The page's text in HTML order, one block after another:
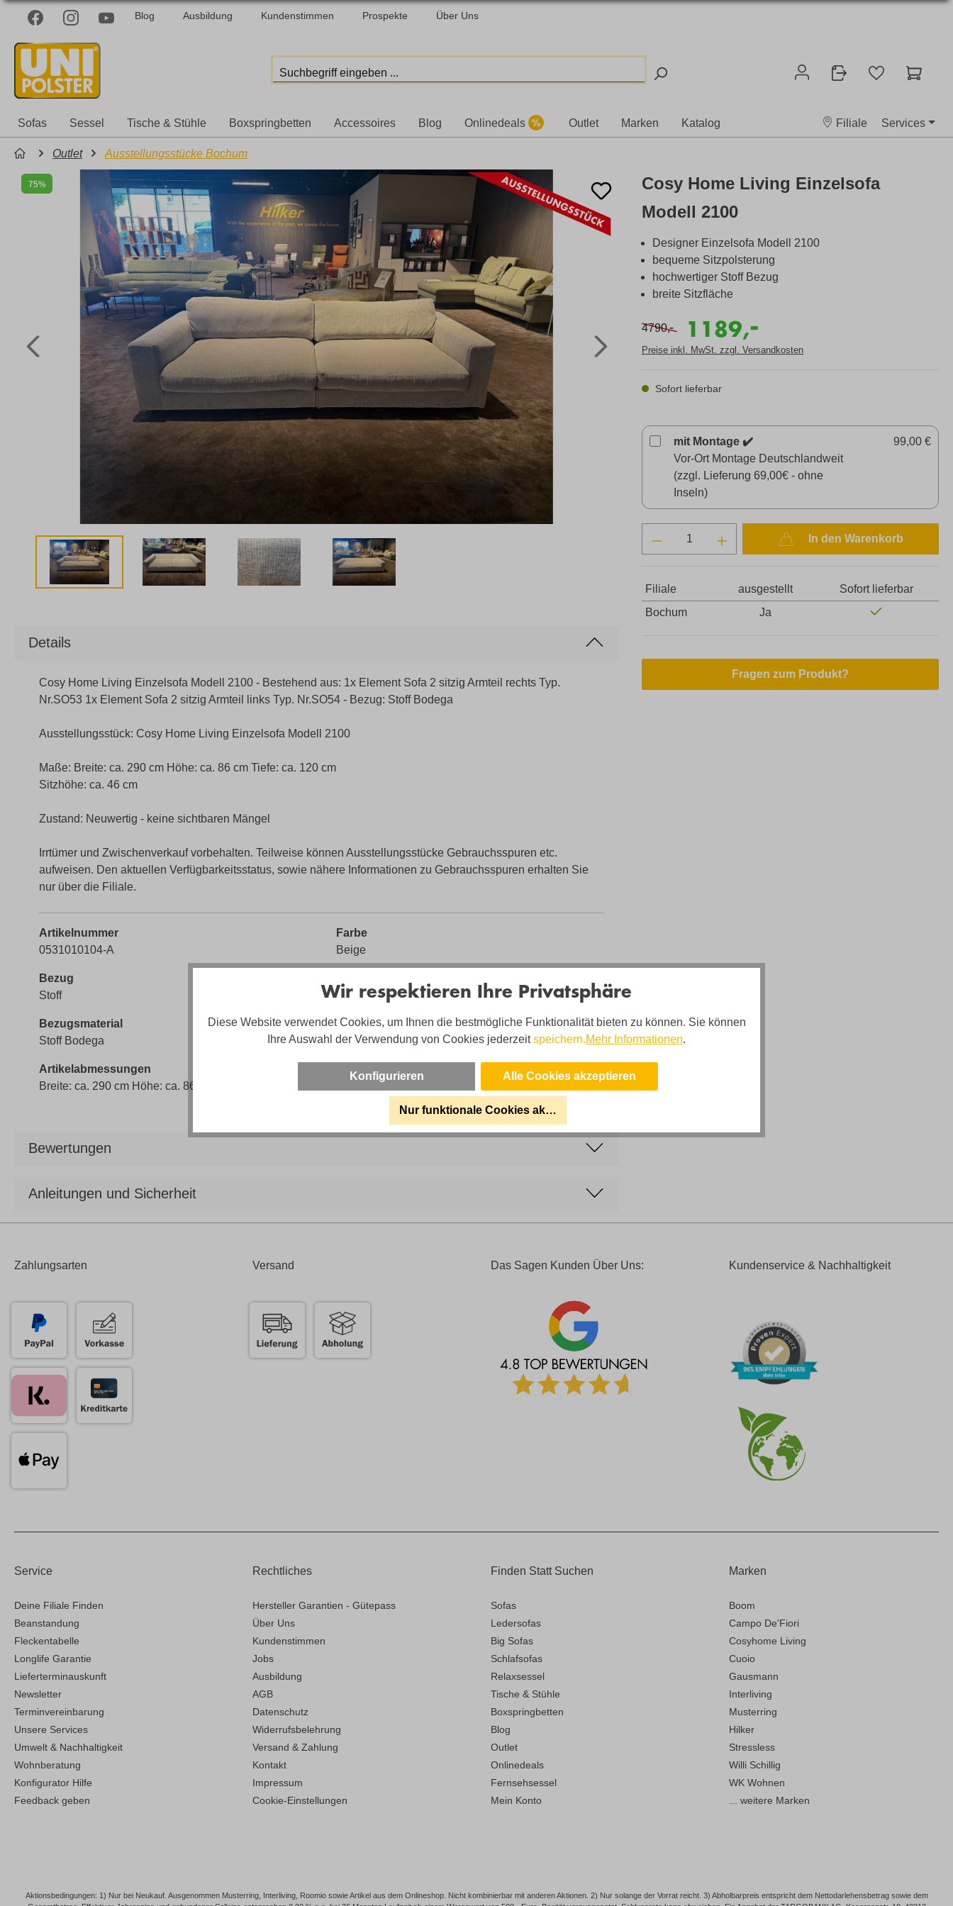
Blog Ausbildung Kundenstimmen Prospekte Über Uns
Sofas Sessel Tische & Stühle Boxspringbetten Accessoires Blog Onlinedeals Outlet Marken Katalog Filiale Services
Outlet Ausstellungsstücke Bochum
75%
Cosy Home Living Einzelsofa
Modell 2100
Designer Einzelsofa Modell 2100
bequeme Sitzpolsterung
hochwertiger Stoff Bezug
breite Sitzfläche
4790,- 1189,
-
Preise inkl. MwSt. zzgl. Versandkosten
Sofort lieferbar
mit Montage ✔️
Vor-Ort Montage Deutschlandweit
(zzgl. Lieferung 69,00€ - ohne
Inseln)
99,00 €
In den Warenkorb
Filiale ausgestellt
Sofort lieferbar
Bochum
Ja
Fragen zum Produkt?
Details
Cosy Home Living Einzelsofa Modell 2100 - Bestehend aus: 1x Element Sofa 2 sitzig Armteil rechts Typ.
Nr.SO53 1x Element Sofa 2 sitzig Armteil links Typ. Nr.SO54 - Bezug: Stoff Bodega
Ausstellungsstück: Cosy Home Living Einzelsofa Modell 2100
Maße: Breite: ca. 290 cm Höhe: ca. 86 cm Tiefe: ca. 120 cm
Sitzhöhe: ca. 46 cm
Zustand: Neuwertig - keine sichtbaren Mängel
Irrtümer und Zwischenverkauf vorbehalten. Teilweise können Ausstellungsstücke Gebrauchsspuren etc.
aufweisen. Den aktuellen Verfügbarkeitsstatus, sowie nähere Informationen zu Gebrauchsspuren erhalten Sie
nur über die Filiale.
Artikelnummer
0531010104-A
Farbe
Beige
Bezug
Stoff
Ja (solange Vorrat reicht)
Bezugsmaterial
Stoff Bodega
Lieferzustand
Neuwertig
Artikelabmessungen
Breite: ca. 290 cm Höhe: ca. 86 cm Tiefe: ca. 120 cm
Sitzhöhe
ca. 46cm
Bewertungen
Anleitungen und Sicherheit
Zahlungsarten Versand Das Sagen Kunden Über Uns: Kundenservice & Nachhaltigkeit
Service
Deine Filiale Finden
Beanstandung
Fleckentabelle
Longlife Garantie
Lieferterminauskunft
Newsletter
Terminvereinbarung
Unsere Services
Umwelt & Nachhaltigkeit
Wohnberatung
Konfigurator Hilfe
Feedback geben
Rechtliches
Hersteller Garantien - Gütepass
Über Uns
Kundenstimmen
Jobs
Ausbildung
AGB
Datenschutz
Widerrufsbelehrung
Versand & Zahlung
Kontakt
Impressum
Cookie-Einstellungen
Finden Statt Suchen
Sofas
Ledersofas
Big Sofas
Schlafsofas
Relaxsessel
Tische & Stühle
Boxspringbetten
Blog
Outlet
Onlinedeals
Fernsehsessel
Mein Konto
Marken
Boom
Campo De'Fiori
Cosyhome Living
Cuoio
Gausmann
Interliving
Musterring
Hilker
Stressless
Willi Schillig
WK Wohnen
... weitere Marken
Aktionsbedingungen: 1) Nur bei Neukauf. Ausgenommen Musterring, Interliving, Roomio sowie Artikel aus dem Onlineshop. Nicht kombinierbar mit anderen Aktionen. 2) Nur solange der Vorrat reicht. 3) Abholbarpreis entspricht dem Nettodarlehensbetrag sowie dem
Wir respektieren Ihre Privatsphäre
Diese Website verwendet Cookies, um Ihnen die bestmögliche Funktionalität bieten zu können. Sie können
Ihre Auswahl der Verwendung von Cookies jederzeitspeichern.Mehr Informationen.
Konfigurieren Alle Cookies akzeptieren
Nur funktionale Cookies akzeptieren